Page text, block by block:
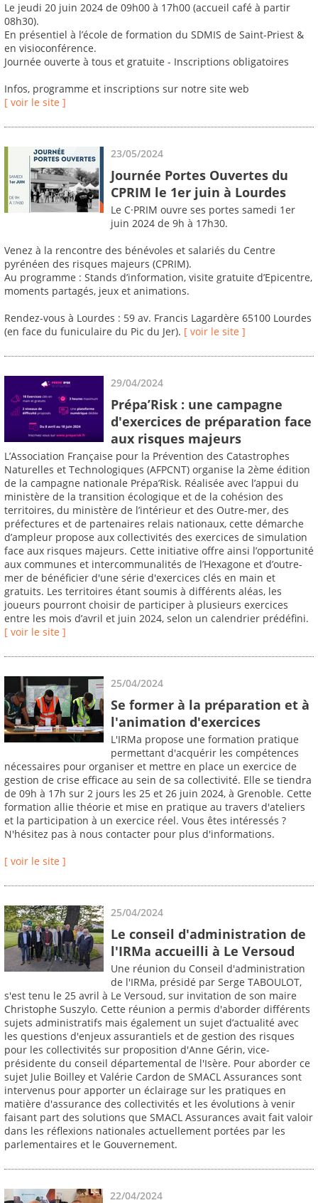
Le jeudi 20 juin 2024 de 09h00 à 17h00 (accueil café à partir
08h30).
En présentiel à l’école de formation du SDMIS de Saint-Priest &
en visioconférence.
Journée ouverte à tous et gratuite - Inscriptions obligatoires
Infos, programme et inscriptions sur notre site web
[ voir le site ]
23/05/2024
Journée Portes Ouvertes du
CPRIM le 1er juin à Lourdes
Le C·PRIM ouvre ses portes samedi 1er
juin 2024 de 9h à 17h30.
Venez à la rencontre des bénévoles et salariés du Centre
pyrénéen des risques majeurs (CPRIM).
Au programme : Stands d’information, visite gratuite d’Epicentre,
moments partagés, jeux et animations.
Rendez-vous à Lourdes : 59 av. Francis Lagardère 65100 Lourdes
(en face du funiculaire du Pic du Jer). [ voir le site ]
29/04/2024
Prépa’Risk : une campagne
d'exercices de préparation face
aux risques majeurs
L’Association Française pour la Prévention des Catastrophes
Naturelles et Technologiques (AFPCNT) organise la 2ème édition
de la campagne nationale Prépa’Risk. Réalisée avec l’appui du
ministère de la transition écologique et de la cohésion des
territoires, du ministère de l’intérieur et des Outre-mer, des
préfectures et de partenaires relais nationaux, cette démarche
d’ampleur propose aux collectivités des exercices de simulation
face aux risques majeurs. Cette initiative offre ainsi l’opportunité
aux communes et intercommunalités de l’Hexagone et d’outre-
mer de bénéficier d'une série d'exercices clés en main et
gratuits. Les territoires étant soumis à différents aléas, les
joueurs pourront choisir de participer à plusieurs exercices
entre les mois d’avril et juin 2024, selon un calendrier prédéfini.
[ voir le site ]
25/04/2024
Se former à la préparation et à
l'animation d'exercices
L'IRMa propose une formation pratique
permettant d'acquérir les compétences
nécessaires pour organiser et mettre en place un exercice de
gestion de crise efficace au sein de sa collectivité. Elle se tiendra
de 09h à 17h sur 2 jours les 25 et 26 juin 2024, à Grenoble. Cette
formation allie théorie et mise en pratique au travers d'ateliers
et la participation à un exercice réel. Vous êtes intéressés ?
N'hésitez pas à nous contacter pour plus d'informations.
[ voir le site ]
25/04/2024
Le conseil d'administration de
l'IRMa accueilli à Le Versoud
Une réunion du Conseil d'administration
de l'IRMa, présidé par Serge TABOULOT,
s'est tenu le 25 avril à Le Versoud, sur invitation de son maire
Christophe Suszylo. Cette réunion a permis d'aborder différents
sujets administratifs mais également un sujet d’actualité avec
les questions d'enjeux assurantiels et de gestion des risques
pour les collectivités sur proposition d'Anne Gérin, vice-
présidente du conseil départemental de l'Isère. Pour aborder ce
sujet Julie Boilley et Valérie Cardon de SMACL Assurances sont
intervenus pour apporter un éclairage sur les pratiques en
matière d'assurance des collectivités et les évolutions à venir
faisant part des solutions que SMACL Assurances avait fait valoir
dans les réflexions nationales actuellement portées par les
parlementaires et le Gouvernement.
22/04/2024